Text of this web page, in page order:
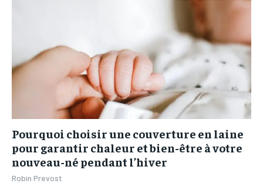
Pourquoi choisir une couverture en laine
pour garantir chaleur et bien-être à votre
nouveau-né pendant l’hiver
Robin Prevost